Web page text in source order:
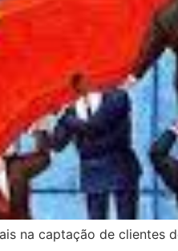
na captação de clientes